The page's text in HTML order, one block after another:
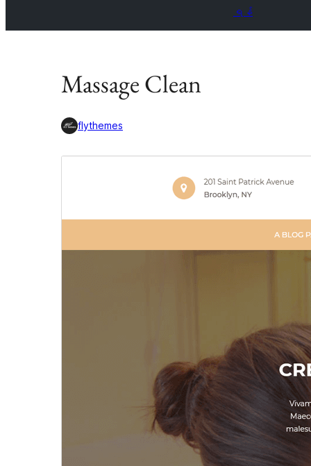
ရန်
Massage Clean
flythemes